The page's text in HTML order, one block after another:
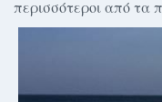
περισσότεροι από τα